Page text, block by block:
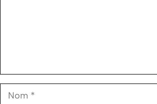
Nom